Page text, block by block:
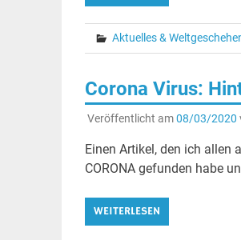
Aktuelles &
Corona Virus:
Veröffentlicht am08/03/2020
Einen Artikel, den ich allen
CORONA gefunden habe
WEITERLESEN